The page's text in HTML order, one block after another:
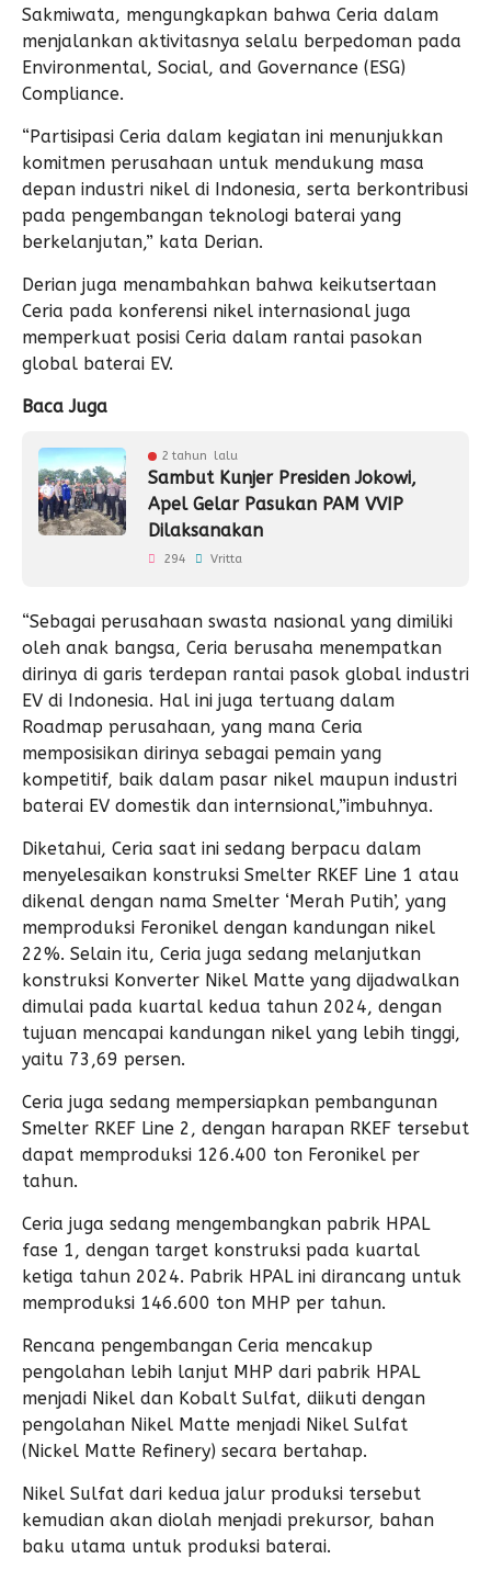
Sakmiwata, mengungkapkan bahwa Ceria dalam
menjalankan aktivitasnya selalu berpedoman pada
Environmental, Social, and Governance (ESG)
Compliance.
“Partisipasi Ceria dalam kegiatan ini menunjukkan
komitmen perusahaan untuk mendukung masa
depan industri nikel di Indonesia, serta berkontribusi
pada pengembangan teknologi baterai yang
berkelanjutan,” kata Derian.
Derian juga menambahkan bahwa keikutsertaan
Ceria pada konferensi nikel internasional juga
memperkuat posisi Ceria dalam rantai pasokan
global baterai EV.
Baca Juga
2 tahun lalu
Sambut Kunjer Presiden Jokowi,
Apel Gelar Pasukan PAM VVIP
Dilaksanakan
294 Vritta
“Sebagai perusahaan swasta nasional yang dimiliki
oleh anak bangsa, Ceria berusaha menempatkan
dirinya di garis terdepan rantai pasok global industri
EV di Indonesia. Hal ini juga tertuang dalam
Roadmap perusahaan, yang mana Ceria
memposisikan dirinya sebagai pemain yang
kompetitif, baik dalam pasar nikel maupun industri
baterai EV domestik dan internsional,”imbuhnya.
Diketahui, Ceria saat ini sedang berpacu dalam
menyelesaikan konstruksi Smelter RKEF Line 1 atau
dikenal dengan nama Smelter ‘Merah Putih’, yang
memproduksi Feronikel dengan kandungan nikel
22%. Selain itu, Ceria juga sedang melanjutkan
konstruksi Konverter Nikel Matte yang dijadwalkan
dimulai pada kuartal kedua tahun 2024, dengan
tujuan mencapai kandungan nikel yang lebih tinggi,
yaitu 73,69 persen.
Ceria juga sedang mempersiapkan pembangunan
Smelter RKEF Line 2, dengan harapan RKEF tersebut
dapat memproduksi 126.400 ton Feronikel per
tahun.
Ceria juga sedang mengembangkan pabrik HPAL
fase 1, dengan target konstruksi pada kuartal
ketiga tahun 2024. Pabrik HPAL ini dirancang untuk
memproduksi 146.600 ton MHP per tahun.
Rencana pengembangan Ceria mencakup
pengolahan lebih lanjut MHP dari pabrik HPAL
menjadi Nikel dan Kobalt Sulfat, diikuti dengan
pengolahan Nikel Matte menjadi Nikel Sulfat
(Nickel Matte Refinery) secara bertahap.
Nikel Sulfat dari kedua jalur produksi tersebut
kemudian akan diolah menjadi prekursor, bahan
baku utama untuk produksi baterai.